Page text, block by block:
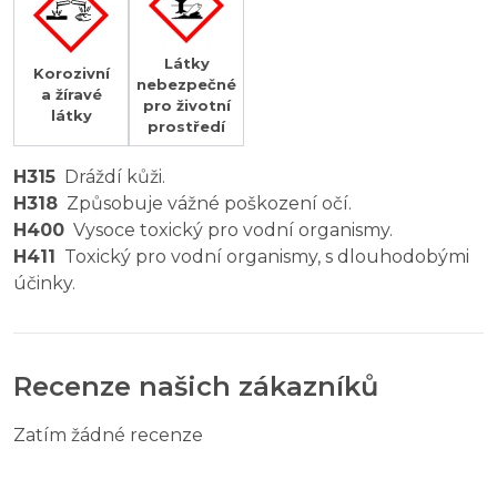
Korozivní
a žíravé
látky
Látky
nebezpečné
pro životní
prostředí
H315 Dráždí kůži.
H318 Způsobuje vážné poškození očí.
H400 Vysoce toxický pro vodní organismy.
H411 Toxický pro vodní organismy, s dlouhodobými
účinky.
Recenze našich zákazníků
Zatím žádné recenze